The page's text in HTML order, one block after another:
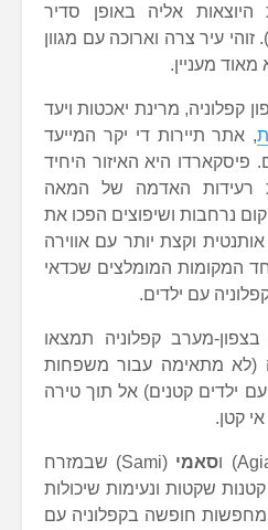
אליה באופן סדיר
זוהי עיר צרה וארוכה עם מגוון
מאוד מעניין.
קפלוניה, מרינת יאכטות ויעד
, אתר תיירות די יקר המייעד
היא האיזור היחיד
רעידות האדמה של המאה
נרחבות ושיפוצים הפכו את
וקצת יותר עם אווירה
המקומות המומלצים שכדאי
עם ילדים.
בצפון-מערב קפלוניה תמצאו
(לא מתאימה עבור משפחות
ילדים קטנים) אל תוך טירה
קטן.
סאמי
(Sami) שבמזרח
שקטות ונעימות שיכולות
חופשה בקפלוניה עם